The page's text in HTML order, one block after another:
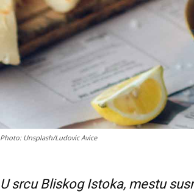
Photo: Unsplash/Ludovic Avice
U srcu Bliskog Istoka, mestu